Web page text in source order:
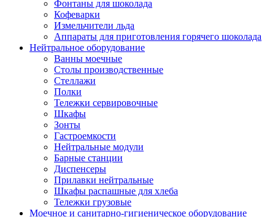
Фонтаны для шоколада
Кофеварки
Измельчители льда
Аппараты для приготовления горячего шоколада
Нейтральное оборудование
Ванны моечные
Столы производственные
Стеллажи
Полки
Тележки сервировочные
Шкафы
Зонты
Гастроемкости
Нейтральные модули
Барные станции
Диспенсеры
Прилавки нейтральные
Шкафы распашные для хлеба
Тележки грузовые
Моечное и санитарно-гигиеническое оборудование